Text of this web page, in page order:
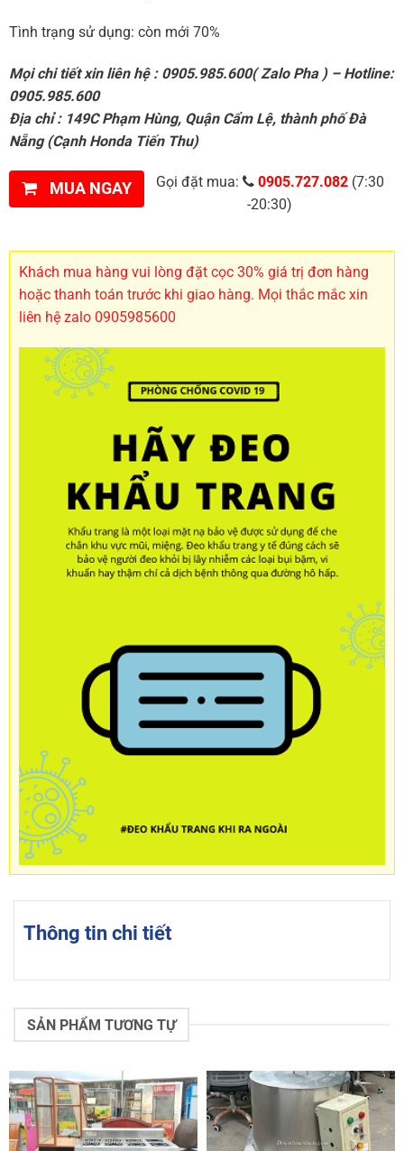
Tình trạng sử dụng: còn mới 70%
Mọi chi tiết xin liên hệ : 0905.985.600( Zalo Pha ) – Hotline:
0905.985.600
Địa chỉ : 149C Phạm Hùng, Quận Cẩm Lệ, thành phố Đà
Nẵng (Cạnh Honda Tiến Thu)
MUA NGAY Gọi đặt mua: 0905.727.082(7:30
-20:30)
Khách mua hàng vui lòng đặt cọc 30% giá trị đơn hàng
hoặc thanh toán trước khi giao hàng. Mọi thắc mắc xin
liên hệ zalo 0905985600
Thông tin chi tiết
SẢN PHẨM TƯƠNG TỰ